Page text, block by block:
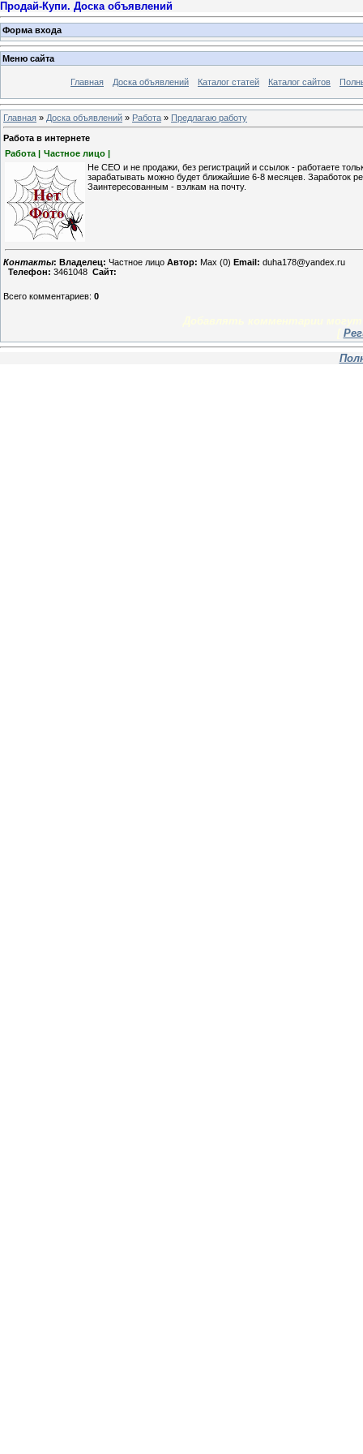
Продай-Купи. Доска объявлений
Форма входа
Меню сайта
Главная Доска объявлений Каталог статей Каталог сайтов
Главная » Доска объявлений » Работа » Предлагаю работу
Работа в интернете
Работа | Частное лицо |
Не СЕО и не продажи, без регистраций и ссылок - работаете
зарабатывать можно будет ближайшие 6-8 месяцев. Заработок
Заинтересованным - вэлкам на почту.
Контакты: Владелец: Частное лицо Автор: Max (0) Email: duha178@yandex.ru
Телефон: 3461048 Сайт:
Всего комментариев: 0